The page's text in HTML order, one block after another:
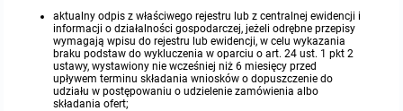
aktualny odpis z właściwego rejestru lub z centralnej ewidencji i
informacji o działalności gospodarczej, jeżeli odrębne przepisy
wymagają wpisu do rejestru lub ewidencji, w celu wykazania
braku podstaw do wykluczenia w oparciu o art. 24 ust. 1 pkt 2
ustawy, wystawiony nie wcześniej niż 6 miesięcy przed
upływem terminu składania wniosków o dopuszczenie do
udziału w postępowaniu o udzielenie zamówienia albo
składania ofert;